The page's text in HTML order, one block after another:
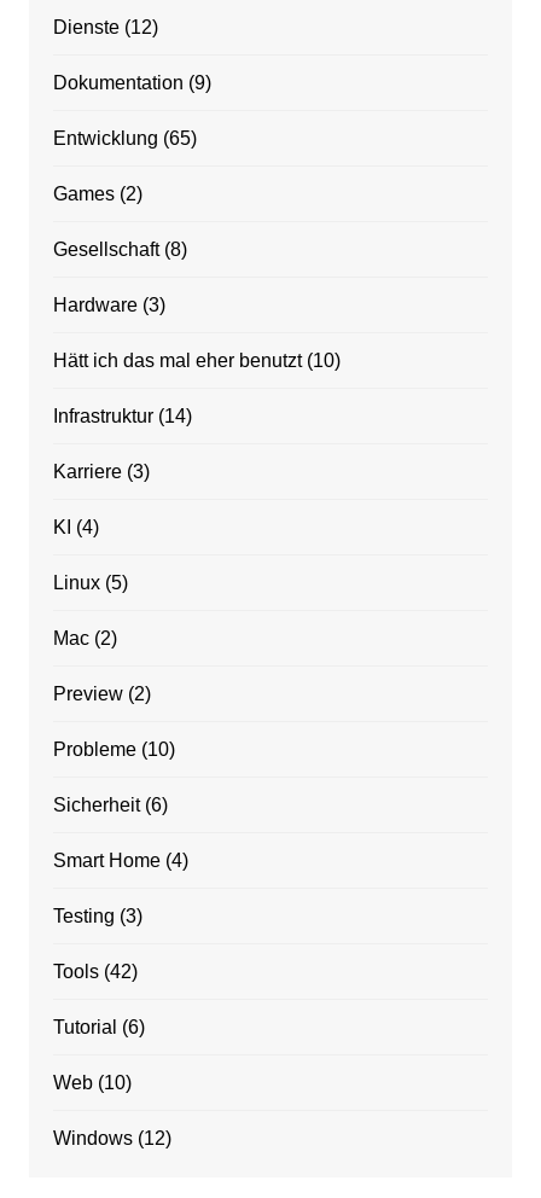
Dienste(12)
Dokumentation (9)
Entwicklung (65)
Games(2)
Gesellschaft(8)
Hardware(3)
Hätt ich das mal eher benutzt(10)
Infrastruktur(14)
Karriere(3)
KI (4)
Linux(5)
Mac(2)
Preview(2)
Probleme(10)
Sicherheit(6)
Smart Home(4)
Testing (3)
Tools(42)
Tutorial (6)
Web(10)
Windows(12)